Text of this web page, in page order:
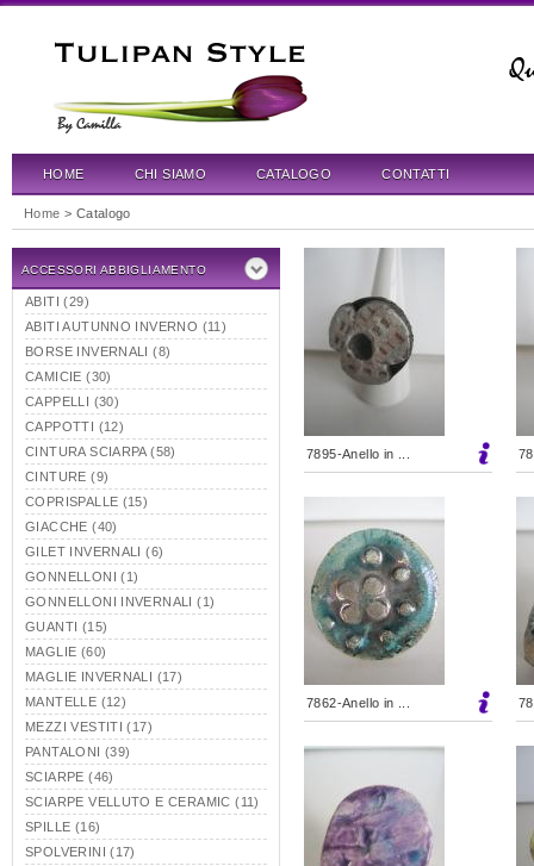
HOME CHI SIAMO CATALOGO CONTATTI
Home > Catalogo
ACCESSORI ABBIGLIAMENTO
ABITI (29)
ABITI AUTUNNO INVERNO (11)
BORSE INVERNALI (8)
CAMICIE (30)
CAPPELLI (30)
CAPPOTTI (12)
CINTURA SCIARPA (58)
CINTURE (9)
COPRISPALLE (15)
GIACCHE (40)
GILET INVERNALI (6)
GONNELLONI (1)
GONNELLONI INVERNALI (1)
GUANTI (15)
MAGLIE (60)
MAGLIE INVERNALI (17)
MANTELLE (12)
MEZZI VESTITI (17)
PANTALONI (39)
SCIARPE (46)
SCIARPE VELLUTO E CERAMIC (11)
SPILLE (16)
SPOLVERINI (17)
7895-Anello in ...
7862-Anello in ...